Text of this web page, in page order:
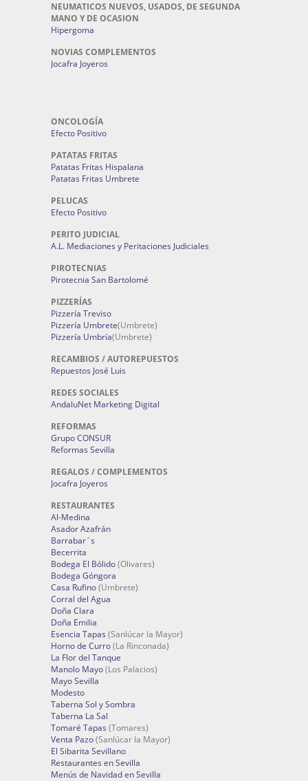
NEUMATICOS NUEVOS, USADOS, DE SEGUNDA
MANO Y DE OCASION
Hipergoma
NOVIAS COMPLEMENTOS
Jocafra Joyeros
ONCOLOGÍA
Efecto Positivo
PATATAS FRITAS
Patatas Fritas Hispalana
Patatas Fritas Umbrete
PELUCAS
Efecto Positivo
PERITO JUDICIAL
A.L. Mediaciones y Peritaciones Judiciales
PIROTECNIAS
Pirotecnia San Bartolomé
PIZZERÍAS
Pizzería Treviso
Pizzería Umbrete(Umbrete)
Pizzería Umbría(Umbrete)
RECAMBIOS / AUTOREPUESTOS
Repuestos José Luis
REDES SOCIALES
AndaluNet Marketing Digital
REFORMAS
Grupo CONSUR
Reformas Sevilla
REGALOS / COMPLEMENTOS
Jocafra Joyeros
RESTAURANTES
Al-Medina
Asador Azafrán
Barrabar´s
Becerrita
Bodega El Bólido(Olivares)
Bodega Góngora
Casa Rufino(Umbrete)
Corral del Agua
Doña Clara
Doña Emilia
Esencia Tapas (Sanlúcar la Mayor)
Horno de Curro(La Rinconada)
La Flor del Tanque
Manolo Mayo(Los Palacios)
Mayo Sevilla
Modesto
Taberna Sol y Sombra
Taberna La Sal
Tomaré Tapas (Tomares)
Venta Pazo(Sanlúcar la Mayor)
El Sibarita Sevillano
Restaurantes en Sevilla
Menús de Navidad en Sevilla